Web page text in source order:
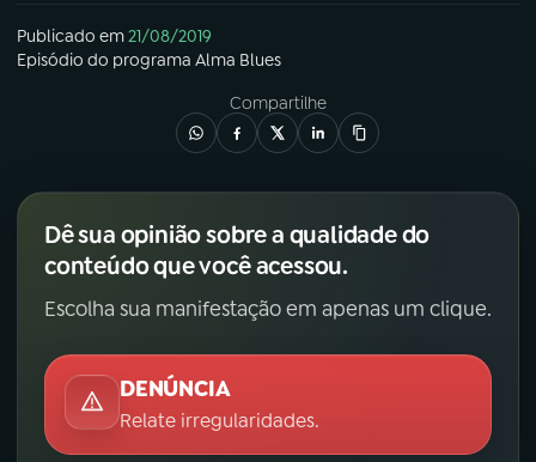
Publicado em21/08/2019
Episódio do programa Alma Blues
Compartilhe
Dê sua opinião sobre a qualidade do
conteúdo que você acessou.
Escolha sua manifestação em apenas um clique.
DENÚNCIA
Relate irregularidades.